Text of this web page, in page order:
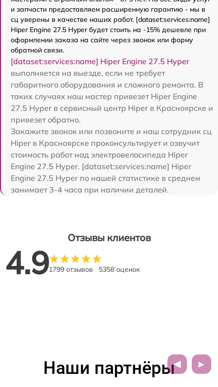
и запчасти предоставляем расширенную гарантию - мы в
сц уверены в качестве наших работ. [dataset:services:name]
Hiper Engine 27.5 Нyper будет стоить на -15% дешевле при
оформлении заказа на сайте через звонок или форму
обратной связи.
[dataset:services:name] Hiper Engine 27.5 Нyper
выполняется на выезде, если не требует
габаритного оборудования и сложного ремонта. В
таких случаях наш мастер привезет Hiper Engine
27.5 Нyper в сервисный центр Hiper в Красноярске и
привезет обратно.
Закажите звонок или позвоните и наш сотрудник сц
Hiper в Красноярске проконсультирует и озвучит
стоимость работ над электровелосипеда Hiper
Engine 27.5 Нyper. [dataset:services:name] Hiper
Engine 27.5 Нyper по нашей статистике в среднем
занимает 3-4 часа при наличии деталей.
Отзывы клиентов
4.91799 отзывов 5358 оценок
Наши партнёры